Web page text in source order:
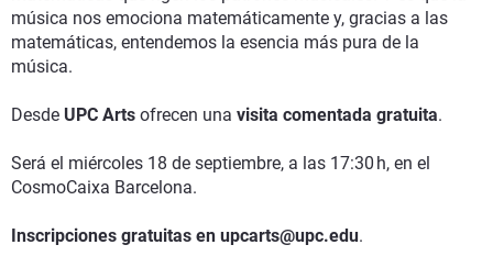
música nos emociona matemáticamente y, gracias a las
matemáticas, entendemos la esencia más pura de la
música.
Desde UPC Arts ofrecen una visita comentada gratuita.
Será el miércoles 18 de septiembre, a las 17:30 h, en el
CosmoCaixa Barcelona.
Inscripciones gratuitas en upcarts@upc.edu.